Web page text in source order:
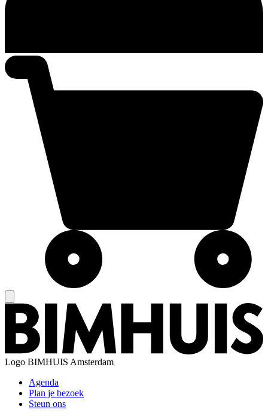
Logo BIMHUIS Amsterdam
Agenda
Plan je bezoek
Steun ons